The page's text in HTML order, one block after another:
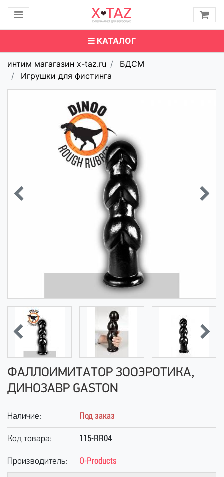
КАТАЛОГ
интим магагазин x-taz.ru
БДСМ
Игрушки для фистинга
ФАЛЛОИМИТАТОР ЗООЭРОТИКА,
ДИНОЗАВР GASTON
Наличие: Под заказ
Код товара: 115-RR04
Производитель: O-Products